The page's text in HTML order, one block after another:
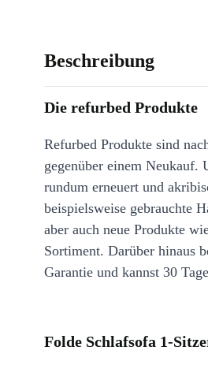
Beschreibung
Die refurbed Produkte
Refurbed Produkte sind
gegenüber einem Neukauf.
rundum erneuert und
beispielsweise gebrauchte
aber auch neue Produkte
Sortiment. Darüber hinaus
Garantie und kannst 30
Folde Schlafsofa 1-